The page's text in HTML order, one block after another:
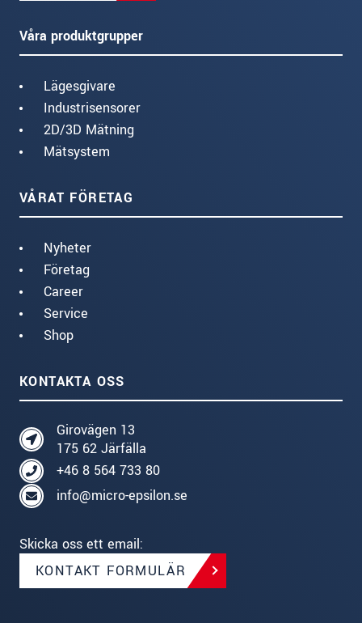
Våra produktgrupper
Lägesgivare
Industrisensorer
2D/3D Mätning
Mätsystem
VÅRAT FÖRETAG
Nyheter
Företag
Career
Service
Shop
KONTAKTA OSS
Girovägen 13
175 62 Järfälla
+46 8 564 733 80
info@micro-epsilon.se
Skicka oss ett email:
KONTAKT FORMULÄR